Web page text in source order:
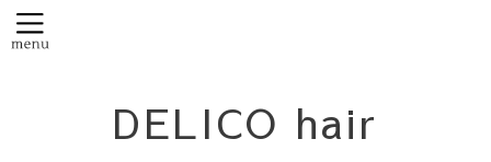
DELICO hair